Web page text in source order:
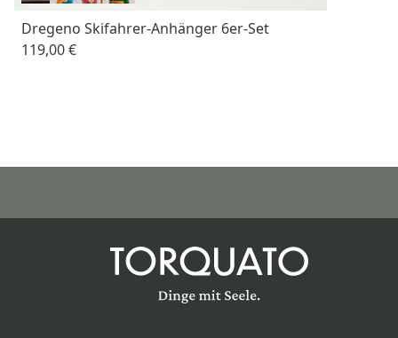
Dregeno Skifahrer-Anhänger 6er-Set
119,00 €